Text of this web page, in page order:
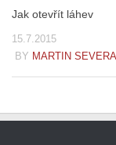
Jak otevřít láhev
15.7.2015
BY MARTIN SEVERA